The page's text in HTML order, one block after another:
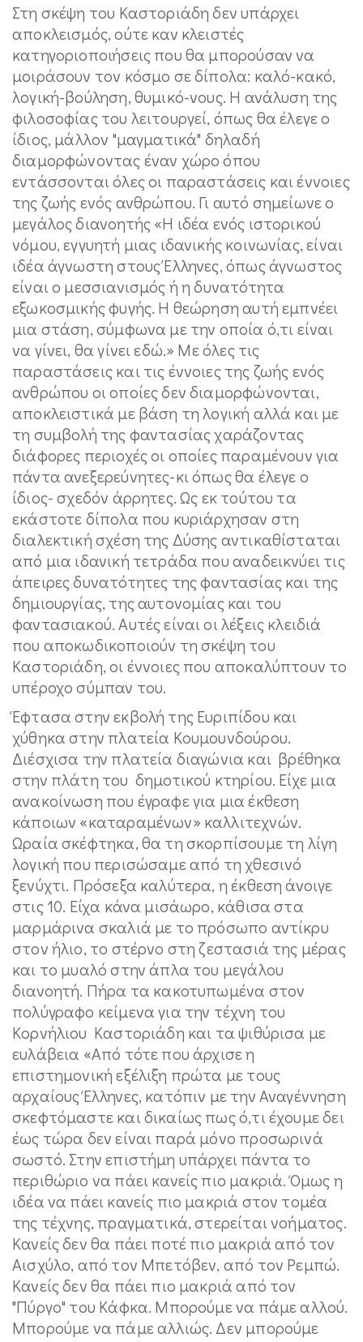
Στη σκέψη του Καστοριάδη δεν υπάρχει
αποκλεισμός, ούτε καν κλειστές
κατηγοριοποιήσεις που θα μπορούσαν να
μοιράσουν τον κόσμο σε δίπολα: καλό-κακό,
λογική-βούληση, θυμικό-νους. Η ανάλυση της
φιλοσοφίας του λειτουργεί, όπως θα έλεγε ο
ίδιος, μάλλον "μαγματικά" δηλαδή
διαμορφώνοντας έναν χώρο όπου
εντάσσονται όλες οι παραστάσεις και έννοιες
της ζωής ενός ανθρώπου. Γι αυτό σημείωνε ο
μεγάλος διανοητής «Η ιδέα ενός ιστορικού
νόμου, εγγυητή μιας ιδανικής κοινωνίας, είναι
ιδέα άγνωστη στους Έλληνες, όπως άγνωστος
είναι ο μεσσιανισμός ή η δυνατότητα
εξωκοσμικής φυγής. Η θεώρηση αυτή εμπνέει
μια στάση, σύμφωνα με την οποία ό,τι είναι
να γίνει, θα γίνει εδώ.» Με όλες τις
παραστάσεις και τις έννοιες της ζωής ενός
ανθρώπου οι οποίες δεν διαμορφώνονται,
αποκλειστικά με βάση τη λογική αλλά και με
τη συμβολή της φαντασίας χαράζοντας
διάφορες περιοχές οι οποίες παραμένουν για
πάντα ανεξερεύνητες-κι όπως θα έλεγε ο
ίδιος- σχεδόν άρρητες. Ως εκ τούτου τα
εκάστοτε δίπολα που κυριάρχησαν στη
διαλεκτική σχέση της Δύσης αντικαθίσταται
από μια ιδανική τετράδα που αναδεικνύει τις
άπειρες δυνατότητες της φαντασίας και της
δημιουργίας, της αυτονομίας και του
φαντασιακού. Αυτές είναι οι λέξεις κλειδιά
που αποκωδικοποιούν τη σκέψη του
Καστοριάδη, οι έννοιες που αποκαλύπτουν το
υπέροχο σύμπαν του.
Έφτασα στην εκβολή της Ευριπίδου και
χύθηκα στην πλατεία Κουμουνδούρου.
Διέσχισα την πλατεία διαγώνια και βρέθηκα
στην πλάτη του δημοτικού κτηρίου. Είχε μια
ανακοίνωση που έγραφε για μια έκθεση
κάποιων «καταραμένων» καλλιτεχνών.
Ωραία σκέφτηκα, θα τη σκορπίσουμε τη λίγη
λογική που περισώσαμε από τη χθεσινό
ξενύχτι. Πρόσεξα καλύτερα, η έκθεση άνοιγε
στις 10. Είχα κάνα μισάωρο, κάθισα στα
μαρμάρινα σκαλιά με το πρόσωπο αντίκρυ
στον ήλιο, το στέρνο στη ζεστασιά της μέρας
και το μυαλό στην άπλα του μεγάλου
διανοητή. Πήρα τα κακοτυπωμένα στον
πολύγραφο κείμενα για την τέχνη του
Κορνήλιου Καστοριάδη και τα ψιθύρισα με
ευλάβεια «Από τότε που άρχισε η
επιστημονική εξέλιξη πρώτα με τους
αρχαίους Έλληνες, κατόπιν με την Αναγέννηση
σκεφτόμαστε και δικαίως πως ό,τι έχουμε δει
έως τώρα δεν είναι παρά μόνο προσωρινά
σωστό. Στην επιστήμη υπάρχει πάντα το
περιθώριο να πάει κανείς πιο μακριά. Όμως η
ιδέα να πάει κανείς πιο μακριά στον τομέα
της τέχνης, πραγματικά, στερείται νοήματος.
Kανείς δεν θα πάει ποτέ πιο μακριά από τον
Aισχύλο, από τον Mπετόβεν, από τον Pεμπώ.
Kανείς δεν θα πάει πιο μακριά από τον
"Πύργο" του Kάφκα. Mπορούμε να πάμε αλλού.
Mπορούμε να πάμε αλλιώς. Δεν μπορούμε